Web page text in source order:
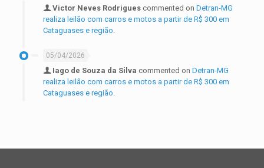
Victor Neves Rodrigues commented on Detran-MG
realiza leilão com carros e motos a partir de R$ 300 em
Cataguases e região.
05/04/2026
Iago de Souza da Silva commented on Detran-MG
realiza leilão com carros e motos a partir de R$ 300 em
Cataguases e região.